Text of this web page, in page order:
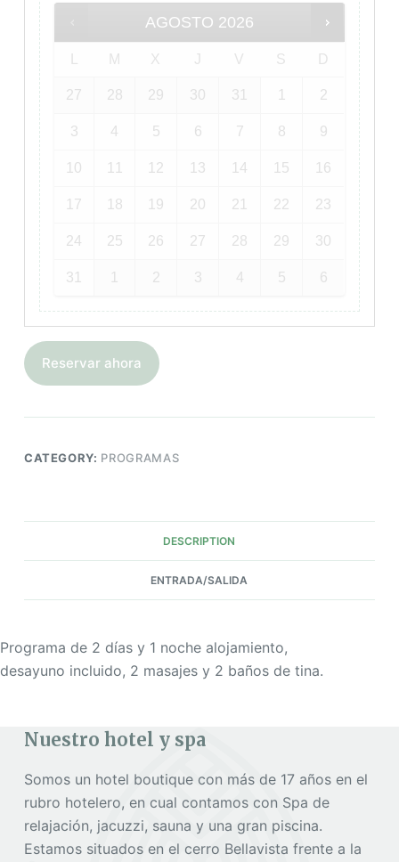
AGOSTO 2026
M X J V S D
27 28 29 30 31 1 2
3 4 5 6 7 8 9
10 11 12 13 14 15 16
17 18 19 20 21 22 23
24 25 26 27 28 29 30
31 1 2 3 4 5 6
Reservar ahora
CATEGORY: PROGRAMAS
DESCRIPTION
ENTRADA/SALIDA
Programa de 2 días y 1 noche alojamiento,
desayuno incluido, 2 masajes y 2 baños de tina.
Nuestro hotel y spa
Somos un hotel boutique con más de 17 años en el
rubro hotelero, en cual contamos con Spa de
relajación, jacuzzi, sauna y una gran piscina.
Estamos situados en el cerro Bellavista frente a la